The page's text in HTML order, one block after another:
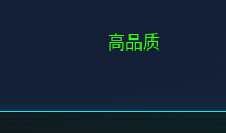
高品质